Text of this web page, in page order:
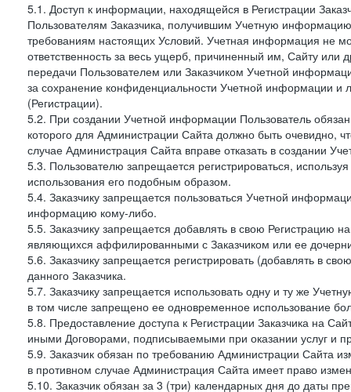
5.1. Доступ к информации, находящейся в Регистрации
Пользователям Заказчика, получившим Учетную
требованиям настоящих Условий. Учетная информация не
ответственность за весь ущерб, причиненный им, Сайту
передачи Пользователем или Заказчиком Учетной
за сохранение конфиденциальности Учетной информации
(Регистрации).
5.2. При создании Учетной информации Пользователь
которого для Администрации Сайта должно быть очевидно,
случае Администрация Сайта вправе отказать в создании
5.3. Пользователю запрещается регистрироваться,
использования его подобным образом.
5.4. Заказчику запрещается пользоваться Учетной
информацию кому-либо.
5.5. Заказчику запрещается добавлять в свою Регистрацию
являющихся аффилированными с Заказчиком или ее
5.6. Заказчику запрещается регистрировать (добавлять в
данного Заказчика.
5.7. Заказчику запрещается использовать одну и ту же
в том числе запрещено ее одновременное использование
5.8. Предоставление доступа к Регистрации Заказчика на
иными Договорами, подписываемыми при оказании услуг и
5.9. Заказчик обязан по требованию Администрации Сайта
в противном случае Администрация Сайта имеет право
5.10. Заказчик обязан за 3 (три) календарных дня до даты